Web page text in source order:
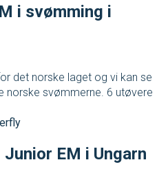
trenere
i svømming i
det norske laget og vi kan se
norske svømmerne. 6 utøvere
EM i Ungarn